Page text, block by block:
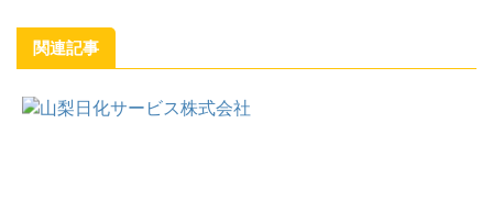
関連記事